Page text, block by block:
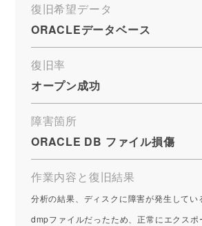
復旧希望データ
ORACLEデータベース
復旧率
オープン成功
障害箇所
ORACLE DB ファイル損傷
作業内容と復旧結果
分析の結果、ディスクに障害が発生してい
dmpファイルだったため、正常にエクスポ